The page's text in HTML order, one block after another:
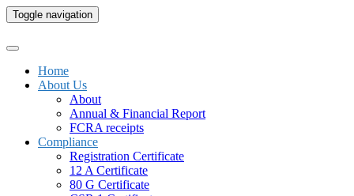
Toggle navigation
Home
About Us
About
Annual & Financial Report
FCRA receipts
Compliance
Registration Certificate
12 A Certificate
80 G Certificate